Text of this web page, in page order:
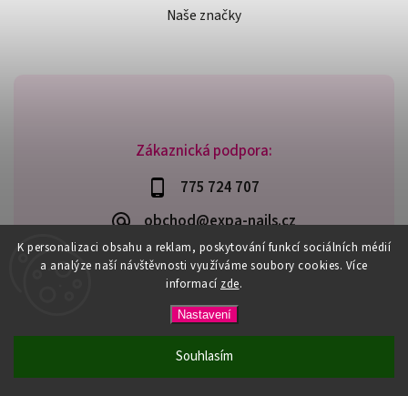
K personalizaci obsahu a reklam, poskytování funkcí sociálních médií
a analýze naší návštěvnosti využíváme soubory cookies. Více
informací zde.
Nastavení
Souhlasím
PŘI NÁKUPU NAD 600,- MÁTE DOPRAVU ZDARMA / DÁREK K
Zákaznická podpora:
775 724 707
obchod@expa-nails.cz
Naše značky
Expanails.cz. Všechna práva vyhrazena.
Upravit nastavení cookies
VytvořilShoptet | Design